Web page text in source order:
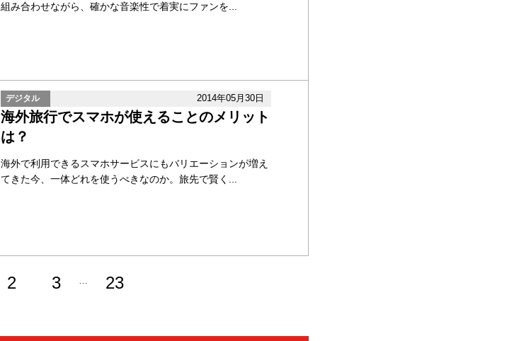
組み合わせながら、確かな音楽性で着実にファンを...
デジタル 2014年05月30日
海外旅行でスマホが使えることのメリット
は？
海外で利用できるスマホサービスにもバリエーションが増え
てきた今、一体どれを使うべきなのか。旅先で賢く...
2 3 23